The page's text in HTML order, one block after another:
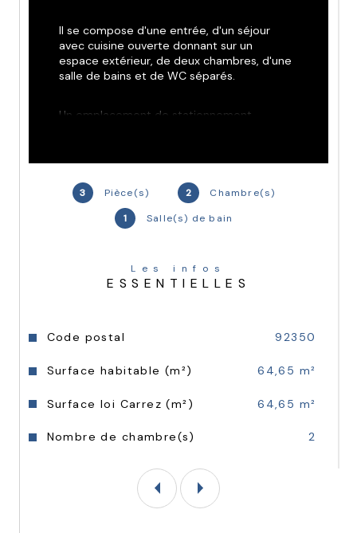
3 Pièce(s) 2
Chambre(s)
1
Salle(s) de bain
Les infos
ESSENTIELLES
Caractéristiques Valeurs
Code postal 92350
Surface habitable (m²) 64,65 m²
Surface loi Carrez (m²) 64,65 m²
Nombre de chambre(s) 2
Il se compose d'une entrée, d'un séjour
avec cuisine ouverte donnant sur un
espace extérieur, de deux chambres, d'une
salle de bains et de WC séparés.
Un emplacement de stationnement
T6 et au pied du tramway T10, avec un
accès direct à l'autoroute A86.
meilleure performance énergétique.